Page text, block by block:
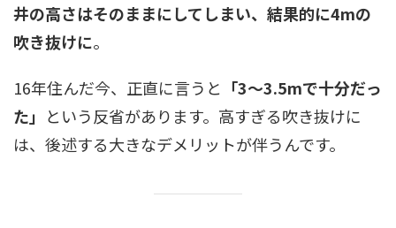
井の高さはそのままにしてしまい、結果的に4mの
吹き抜けに。
16年住んだ今、正直に言うと 「3〜3.5mで十分だっ
た」 という反省があります。高すぎる吹き抜けに
は、後述する大きなデメリットが伴うんです。